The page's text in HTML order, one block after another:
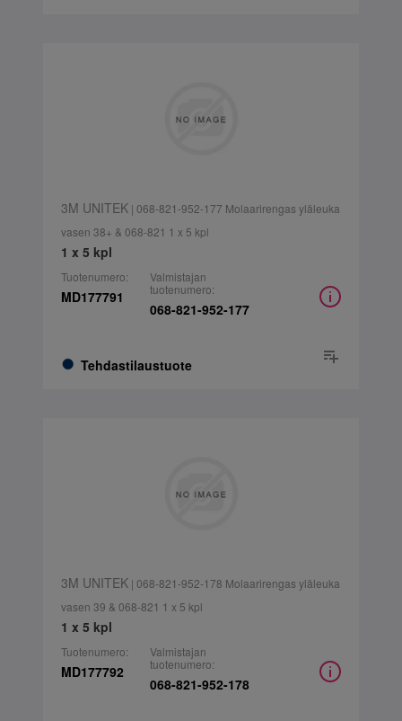
3M UNITEK| 068-821-952-177 Molaarirengas yläleuka
vasen 38+ & 068-821 1 x 5 kpl
1 x 5 kpl
Tuotenumero:
MD177791
Tehdastilaustuote
Valmistajan
tuotenumero:
068-821-952-177
3M UNITEK| 068-821-952-178 Molaarirengas yläleuka
vasen 39 & 068-821 1 x 5 kpl
1 x 5 kpl
Tuotenumero:
MD177792
Valmistajan
tuotenumero:
068-821-952-178